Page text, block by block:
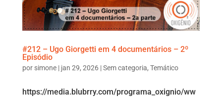
#212 – Ugo Giorgetti em 4 documentários – 2º
Episódio
por simone| jan 29, 2026|Sem categoria, Temático
https://media.blubrry.com/programa_oxignio/ww